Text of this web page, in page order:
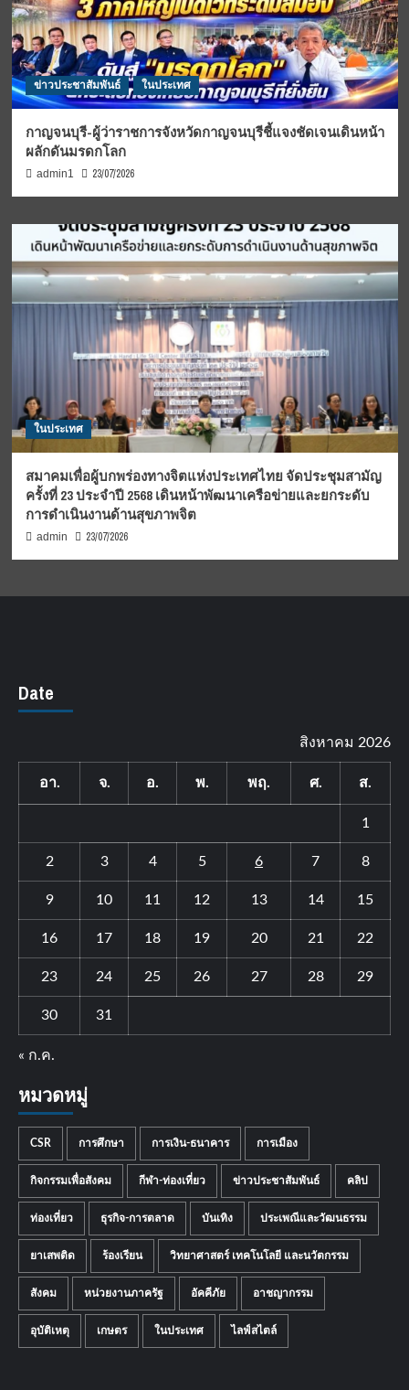
ข่าวประชาสัมพันธ์ ในประเทศ
กาญจนบุรี-ผู้ว่าราชการจังหวัดกาญจนบุรีชี้แจงชัดเจนเดินหน้า
ผลักดันมรดกโลก
admin1 23/07/2026
ในประเทศ
สมาคมเพื่อผู้บกพร่องทางจิตแห่งประเทศไทย จัดประชุมสามัญ
ครั้งที่ 23 ประจำปี 2568 เดินหน้าพัฒนาเครือข่ายและยกระดับ
การดำเนินงานด้านสุขภาพจิต
admin 23/07/2026
Date
สิงหาคม 2026
อา. จ. อ. พ. พฤ. ศ. ส.
1
2 3 4 5 6 7 8
9 10 11 12 13 14 15
16 17 18 19 20 21 22
23 24 25 26 27 28 29
30 31
« ก.ค.
หมวดหมู่
CSR การศึกษา การเงิน-ธนาคาร การเมือง
กิจกรรมเพื่อสังคม กีฬา-ท่องเที่ยว ข่าวประชาสัมพันธ์ คลิป
ท่องเที่ยว ธุรกิจ-การตลาด บันเทิง ประเพณีและวัฒนธรรม
ยาเสพติด ร้องเรียน วิทยาศาสตร์ เทคโนโลยี และนวัตกรรม
สังคม หน่วยงานภาครัฐ อัคคีภัย อาชญากรรม
อุบัติเหตุ เกษตร ในประเทศ ไลฟ์สไตล์